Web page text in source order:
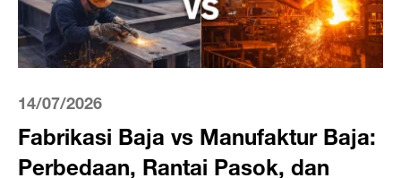
14/07/2026
Fabrikasi Baja vs Manufaktur Baja:
Perbedaan, Rantai Pasok, dan